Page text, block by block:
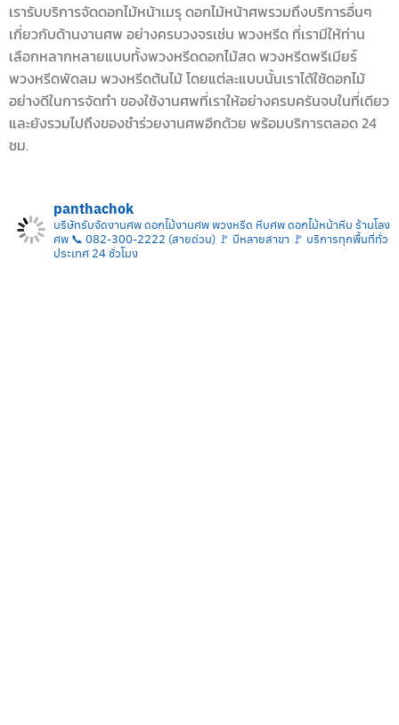
เรารับบริการจัดดอกไม้หน้าเมรุ ดอกไม้หน้าศพรวมถึงบริการอื่นๆ
เกี่ยวกับด้านงานศพ อย่างครบวงจรเช่น พวงหรีด ที่เรามีให้ท่าน
เลือกหลากหลายแบบทั้งพวงหรีดดอกไม้สด พวงหรีดพรีเมียร์
พวงหรีดพัดลม พวงหรีดต้นไม้ โดยแต่ละแบบนั้นเราได้ใช้ดอกไม้
อย่างดีในการจัดทำ ของใช้งานศพที่เราให้อย่างครบครันจบในที่เดียว
และยังรวมไปถึงของชำร่วยงานศพอีกด้วย พร้อมบริการตลอด 24
ชม.
panthachok
บริษัทรับจัดงานศพ ดอกไม้งานศพ พวงหรีด หีบศพ ดอกไม้หน้าหีบ ร้านโลง
ศพ 📞 082-300-2222 (สายด่วน) 🚩 มีหลายสาขา 🚩 บริการทุกพื้นที่ทั่ว
ประเทศ 24 ชั่วโมง